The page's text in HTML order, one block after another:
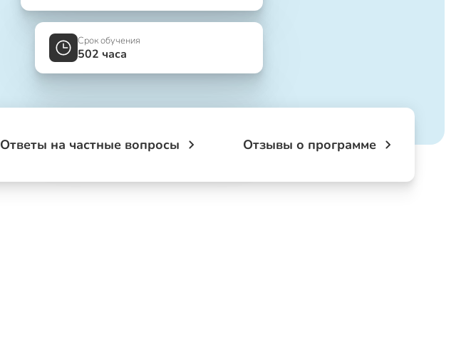
Срок обучения
502 часа
Ответы на частные вопросы Отзывы о программе